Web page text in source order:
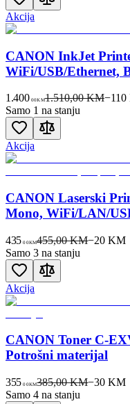
Akcija
CANON InkJet
WiFi/USB/Ethernet,
1.400 00KM1.510,00 KM−110
Samo 1 na stanju
Akcija
CANON Laserski
Mono, WiFi/LAN/
435 00KM455,00 KM−20 KM
Samo 3 na stanju
Akcija
CANON Toner C-
Potrošni materijal
355 00KM385,00 KM−30 KM
Samo 4 na stanju